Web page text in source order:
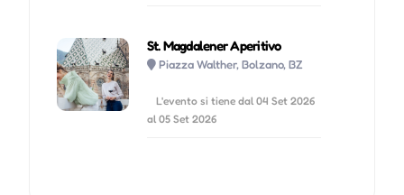
St. Magdalener Aperitivo
Piazza Walther, Bolzano, BZ
L'evento si tiene dal 04 Set 2026
al 05 Set 2026